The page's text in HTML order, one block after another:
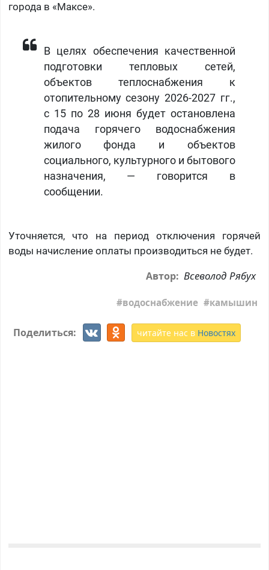
города в «Максе».
В целях обеспечения качественной
подготовки тепловых сетей,
объектов теплоснабжения к
отопительному сезону 2026-2027 гг.,
с 15 по 28 июня будет остановлена
подача горячего водоснабжения
жилого фонда и объектов
социального, культурного и бытового
назначения, — говорится в
сообщении.
Уточняется, что на период отключения горячей
воды начисление оплаты производиться не будет.
Автор: Всеволод Рябух
водоснабжение камышин
Поделиться: читайте нас в Новостях